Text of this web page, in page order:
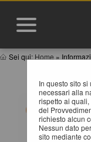
Sei qui: Home »
In questo sito
necessari alla
rispetto ai
del
richiesto alcun
Nessun dato
sito mediante
NEWS
Elenco
ultimi 60
oggetto